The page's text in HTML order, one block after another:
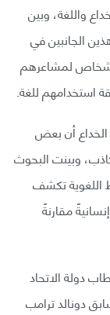
واللغة، وبين
الجانبين في
لمشاعرهم
استخدامهم للغة.
أن بعض
وبينت البحوث
اللغوية تكشف
مقارنةً
دولة الاتحاد
دونالد ترامب